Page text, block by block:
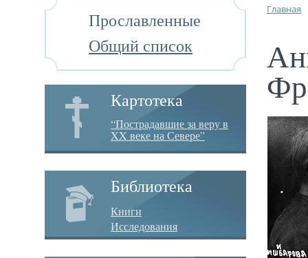
Прославленные
Общий список
Картотека
“Пострадавшие за веру в
XX веке на Севере”
Библиотека
Книги
Исследования
Главная